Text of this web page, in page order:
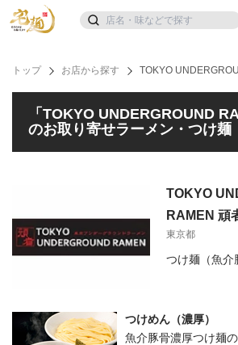
トップ お店から探す TOKYO
「TOKYO UNDERGROUND
のお取り寄せラーメン・つけ麺
TOKYO
RAMEN 頑
東京都
つけ麺（魚介
つけめん（濃厚）
魚介豚骨濃厚つけ麺